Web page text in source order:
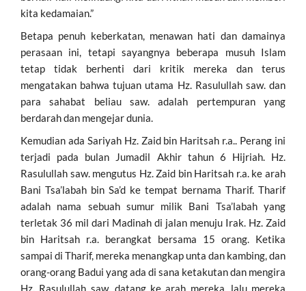
kita kedamaian.”
Betapa penuh keberkatan, menawan hati dan damainya
perasaan ini, tetapi sayangnya beberapa musuh Islam
tetap tidak berhenti dari kritik mereka dan terus
mengatakan bahwa tujuan utama Hz. Rasulullah saw. dan
para sahabat beliau saw. adalah pertempuran yang
berdarah dan mengejar dunia.
Kemudian ada Sariyah Hz. Zaid bin Haritsah r.a.. Perang ini
terjadi pada bulan Jumadil Akhir tahun 6 Hijriah. Hz.
Rasulullah saw. mengutus Hz. Zaid bin Haritsah r.a. ke arah
Bani Tsa’labah bin Sa’d ke tempat bernama Tharif. Tharif
adalah nama sebuah sumur milik Bani Tsa’labah yang
terletak 36 mil dari Madinah di jalan menuju Irak. Hz. Zaid
bin Haritsah r.a. berangkat bersama 15 orang. Ketika
sampai di Tharif, mereka menangkap unta dan kambing, dan
orang-orang Badui yang ada di sana ketakutan dan mengira
Hz. Rasulullah saw. datang ke arah mereka, lalu mereka